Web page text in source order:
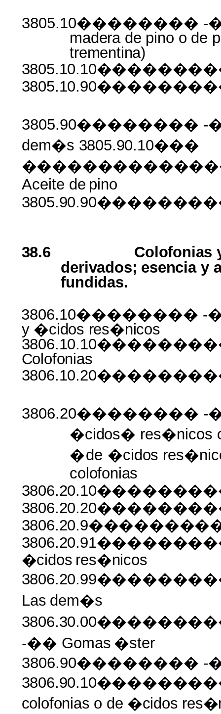
3805.10��������
madera de pino o de
trementina)
3805.90�������� -
dem�s 3805.90.10���
Aceite de pino
38.6 Colofonias
derivados; esencia y
fundidas.
3806.10��������
y �cidos res�nicos
Colofonias
3806.20�������� -
�cidos� res�nicos
�de �cidos
colofonias
�cidos res�nicos
Las dem�s
-�� Gomas �ster
3806.90�������� -
colofonias o de �cidos